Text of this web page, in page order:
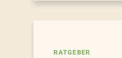
RATGEBER